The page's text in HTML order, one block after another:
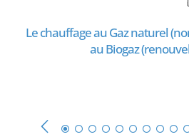
Le chauffage au Gaz naturel
au Biogaz